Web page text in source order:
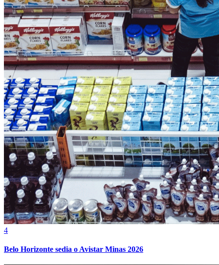
Vitória
4
Belo Horizonte sedia o Avistar Minas 2026